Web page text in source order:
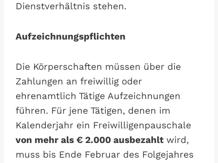
Dienstverhältnis stehen.
Aufzeichnungspflichten
Die Körperschaften müssen über die
Zahlungen an freiwillig oder
ehrenamtlich Tätige Aufzeichnungen
führen. Für jene Tätigen, denen im
Kalenderjahr ein Freiwilligenpauschale
von mehr als € 2.000 ausbezahlt wird,
muss bis Ende Februar des Folgejahres